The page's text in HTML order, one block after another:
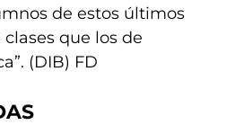
de estos últimos
que los de
(DIB) FD